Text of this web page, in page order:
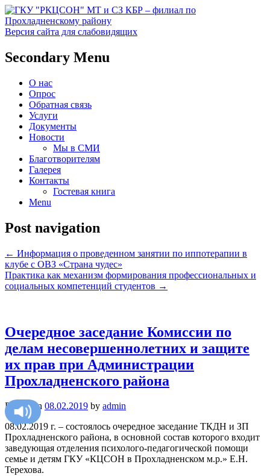
ГКУ "РКЦСОН" МТ и СЗ
КБР – филиал по
Прохладненскому району
Прохладненском районе
Версия сайта для слабовидящих
Secondary Menu
О нас
Опрос
Обратная связь
Услуги
Документы
Новости
Мы в СМИ
Благотворителям
Галерея
Контакты
Гостевая книга
Menu
Post navigation
← Информация о проведенном занятии по иппотерапии в
клубе с ОВЗ «Страна чудес»
Практика как механизм формирования профессиональных и
социальных компетенций студентов →
Очередное заседание Комиссии по
делам несовершеннолетних и защите
их прав при Администрации
Прохладненского района
Posted on 08.02.2019 by admin
08.02.2019 г. – состоялось очередное заседание ТКДН и ЗП
Прохладненского района, в основной состав которого входит
заведующая отделения психолого-педагогической помощи
семье и детям ГКУ «КЦСОН в Прохладненском м.р.» Е.Н.
Терехова.